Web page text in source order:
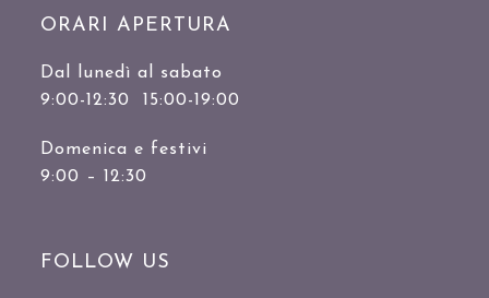
ORARI APERTURA
Dal lunedì al sabato
9:00-12:30 15:00-19:00
Domenica e festivi
9:00 – 12:30
FOLLOW US